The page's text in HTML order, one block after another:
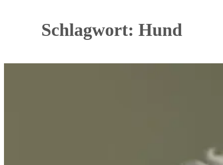
Schlagwort: Hund